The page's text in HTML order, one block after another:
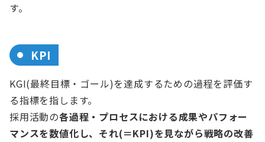
す。
KPI
KGI(最終目標・ゴール)を達成するための過程を評価す
る指標を指します。
採用活動の各過程・プロセスにおける成果やパフォー
マンスを数値化し、それ(＝KPI)を見ながら戦略の改善